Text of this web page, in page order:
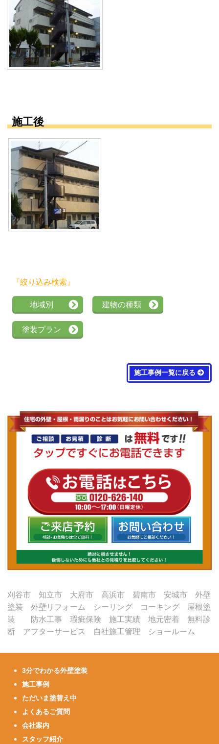
施工後
『絞り込み検索』
地域別 建物の種類
塗装プラン
施工事例一覧に戻る
刈谷市 知立市 大府市 高浜市 碧南市 安城市 外壁
塗装 外壁リフォーム シーリング コーキング 屋根塗
装 防水工事 瑕疵保険 施工実績 地元密着 無料診
断 アフターサービス 自社施工管理 ショールーム
3分でわかる外壁塗装
施工事例
ただいま塗替え中
よくあるご質問
会社案内
スタッフ紹介